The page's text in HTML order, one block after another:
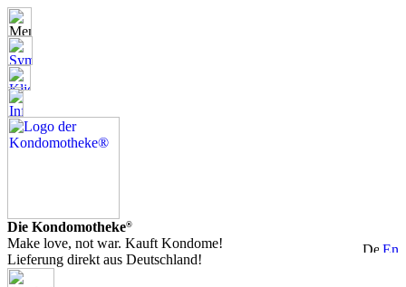
Die Kondomotheke®
Make love, not war. Kauft Kondome!
Lieferung direkt aus Deutschland!